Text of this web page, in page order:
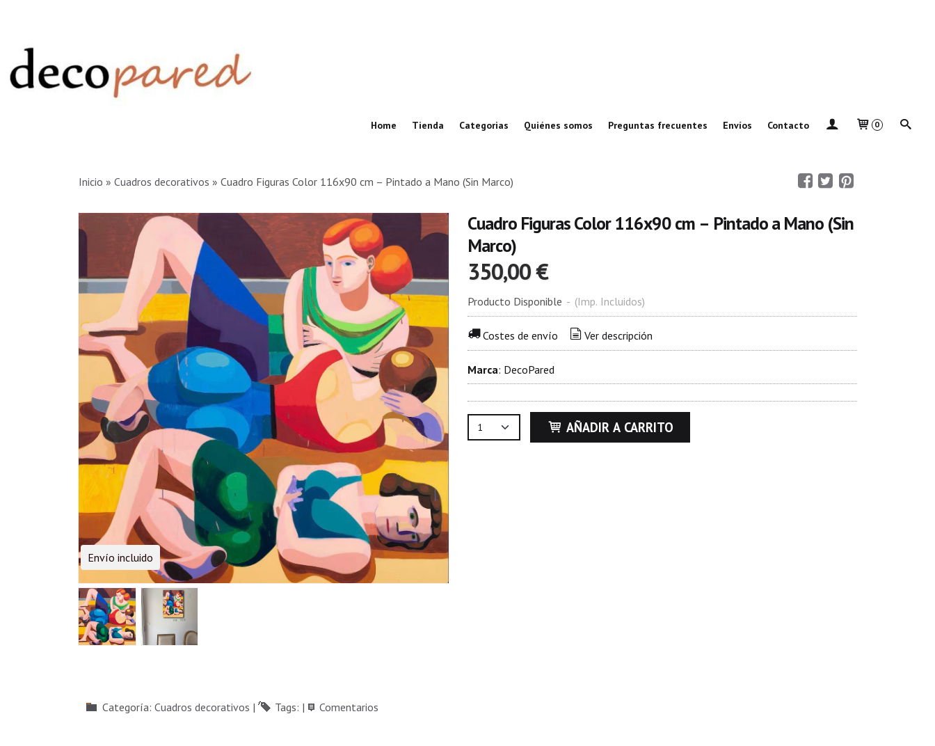
Home Tienda Categorias Quiénes somos Preguntas frecuentes Envíos Contacto 0
Inicio » Cuadros decorativos » Cuadro Figuras Color 116x90 cm – Pintado a Mano (Sin Marco)
Envío incluido
Cuadro Figuras Color 116x90 cm – Pintado a Mano (Sin
Marco)
350,00 €
Producto Disponible - (Imp. Incluidos)
Costes de envío Ver descripción
Marca: DecoPared
AÑADIR A CARRITO
Categoría: Cuadros decorativos | Tags: | Comentarios